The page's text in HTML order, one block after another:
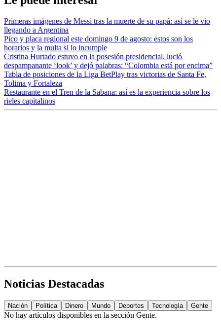
Primeras imágenes de Messi tras la muerte de su papá: así se le vio
llegando a Argentina
Pico y placa regional este domingo 9 de agosto: estos son los
horarios y la multa si lo incumple
Cristina Hurtado estuvo en la posesión presidencial, lució
despampanante ‘look’ y dejó palabras: “Colombia está por encima”
Tabla de posiciones de la Liga BetPlay tras victorias de Santa Fe,
Tolima y Fortaleza
Restaurante en el Tren de la Sabana: así es la experiencia sobre los
rieles capitalinos
Noticias Destacadas
Nación Política Dinero Mundo Deportes Tecnología Gente
No hay artículos disponibles en la sección Gente.